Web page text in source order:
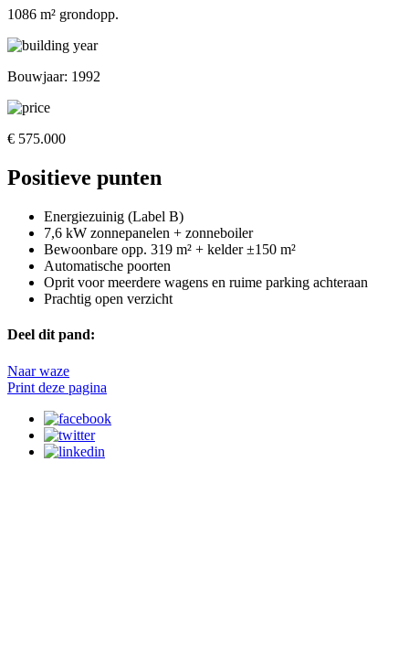
1086 m² grondopp.
Bouwjaar: 1992
€ 575.000
Positieve punten
Energiezuinig (Label B)
7,6 kW zonnepanelen + zonneboiler
Bewoonbare opp. 319 m² + kelder ±150 m²
Automatische poorten
Oprit voor meerdere wagens en ruime parking achteraan
Prachtig open verzicht
Deel dit pand:
Naar waze
Print deze pagina